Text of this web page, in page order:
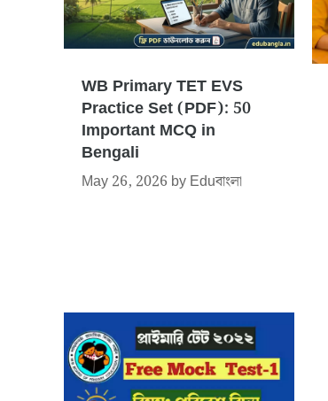
WB Primary TET EVS
Practice Set (PDF): 50
Important MCQ in
Bengali
May 26, 2026byEduবাংলা